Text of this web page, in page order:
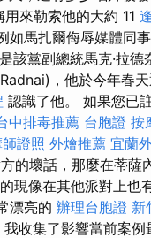
來勒索他的大約 11
馬扎爾侮辱媒體同
該黨副總統馬克·拉德
Radnai)，他於今年春天
認識了他。 如果您已
中排毒推薦 台胞證 按
證照 外燴推薦 宜蘭
的壞話，那麼在蒂薩
現像在其他派對上也
漂亮的 辦理台胞證 新
收集了影響當前案例